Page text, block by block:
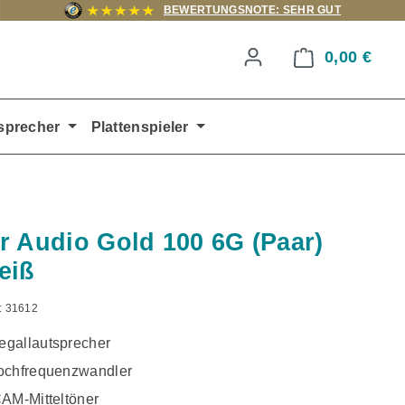
BEWERTUNGSNOTE: SEHR GUT
0,00 €
Plattenspieler
Audio Gold 100 6G (Paar)
31612
Mitteltöner